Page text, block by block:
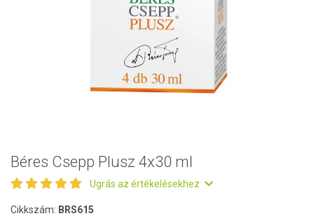
Béres Csepp Plusz 4x30 ml
Ugrás az értékelésekhez
Cikkszám: BRS615